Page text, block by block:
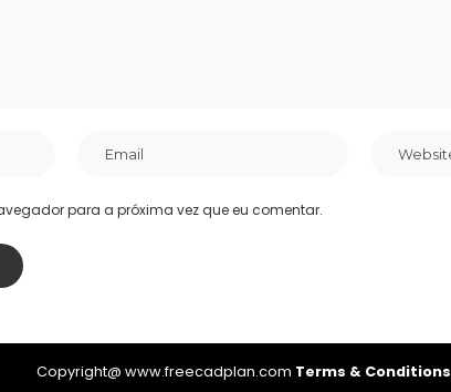
para a próxima vez que eu comentar.
Copyright@ www.freecadplan.com Terms & Conditions